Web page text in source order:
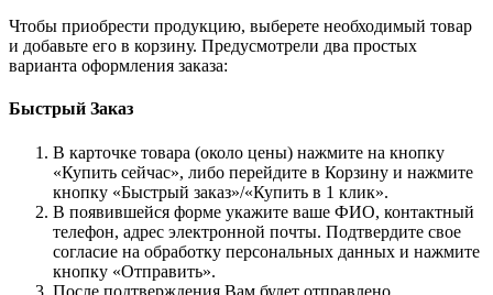
Чтобы приобрести продукцию, выберете необходимый товар
и добавьте его в корзину. Предусмотрели два простых
варианта оформления заказа:
Быстрый Заказ
В карточке товара (около цены) нажмите на кнопку
«Купить сейчас», либо перейдите в Корзину и нажмите
кнопку «Быстрый заказ»/«Купить в 1 клик».
В появившейся форме укажите ваше ФИО, контактный
телефон, адрес электронной почты. Подтвердите свое
согласие на обработку персональных данных и нажмите
кнопку «Отправить».
После подтверждения Вам будет отправлено